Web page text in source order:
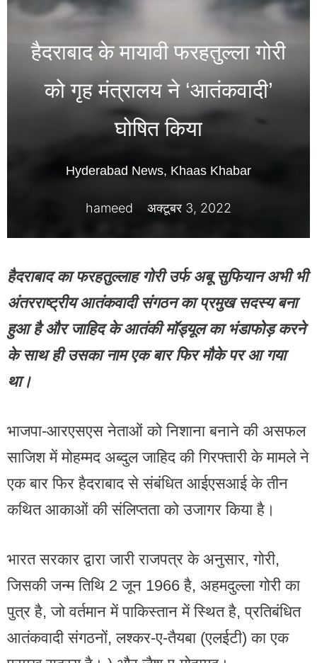
हैदराबाद के मायावी फरहतुल्ला गोरी
को गृह मंत्रालय ने ‘आतंकवादी’
घोषित किया
Hyderabad News, Khaas Khabar
hameed अक्टूबर 3, 2022
हैदराबाद का फरहतुल्लाह गोरी उर्फ ​​अबू सुफियान अभी भी
अंतरराष्ट्रीय आतंकवादी संगठन का प्रमुख सदस्य बना
हुआ है और जाहिद के आतंकी मॉड्यूल का भंडाफोड़ करने
के साथ ही उसका नाम एक बार फिर मौके पर आ गया
था।
भाजपा-आरएसएस नेताओं को निशाना बनाने की असफल
साजिश में मोहम्मद अब्दुल जाहिद की गिरफ्तारी के मामले ने
एक बार फिर हैदराबाद से संबंधित आईएसआई के तीन
कथित आकाओं की संलिप्तता को उजागर किया है।
भारत सरकार द्वारा जारी राजपत्र के अनुसार, गोरी,
जिसकी जन्म तिथि 2 जून 1966 है, अहमदुल्ला गोरी का
पुत्र है, जो वर्तमान में पाकिस्तान में स्थित है, प्रतिबंधित
आतंकवादी संगठनों, लश्कर-ए-तैयबा (एलईटी) का एक